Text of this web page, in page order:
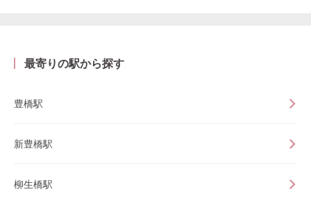
最寄りの駅から探す
豊橋駅
新豊橋駅
柳生橋駅